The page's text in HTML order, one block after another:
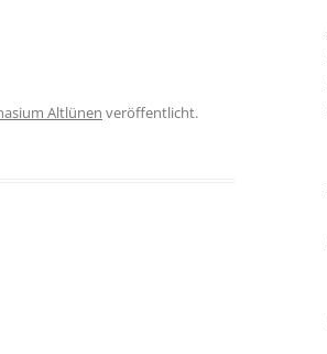
Altlünen veröffentlicht.